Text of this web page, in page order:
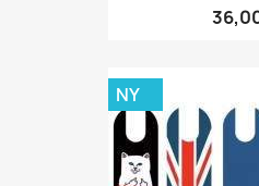
NY